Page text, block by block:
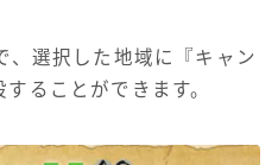
、選択した地域に『キャン
ることができます。